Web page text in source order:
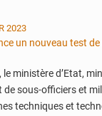
2023
ministère d’Etat,
de sous-officiers et
techniques et